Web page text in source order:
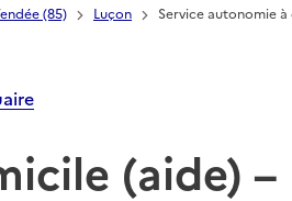
(85) Luçon Service autonomie
(aide) –